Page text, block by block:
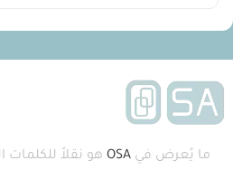
ما يُعرض فيOSA هو نقلاً للكلمات